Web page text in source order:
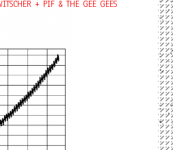
+ PIF & THE GEE GEES